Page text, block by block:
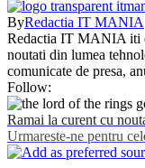
ByRedactia IT MANIA
Redactia IT MANIA iti
noutati din lumea
comunicate de presa,
Follow:
Ramai la curent cu
Urmareste-ne pentru